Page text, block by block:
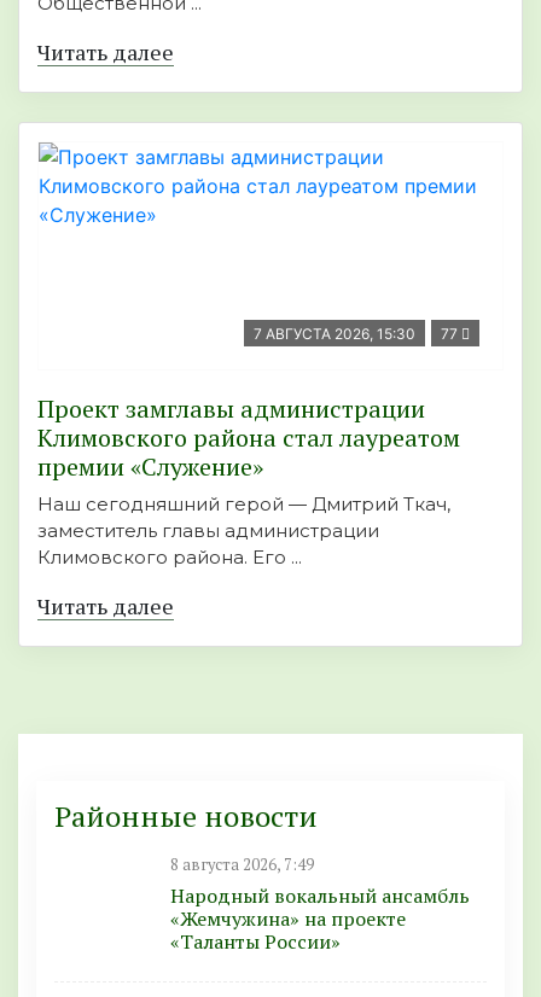
Читать далее
7 АВГУСТА 2026, 15:30 77
Проект замглавы администрации
Климовского района стал лауреатом
премии «Служение»
Наш сегодняшний герой — Дмитрий Ткач,
заместитель главы администрации
Климовского района. Его ...
Читать далее
Районные новости
8 августа 2026, 7:49
Народный вокальный ансамбль
«Жемчужина» на проекте
«Таланты России»